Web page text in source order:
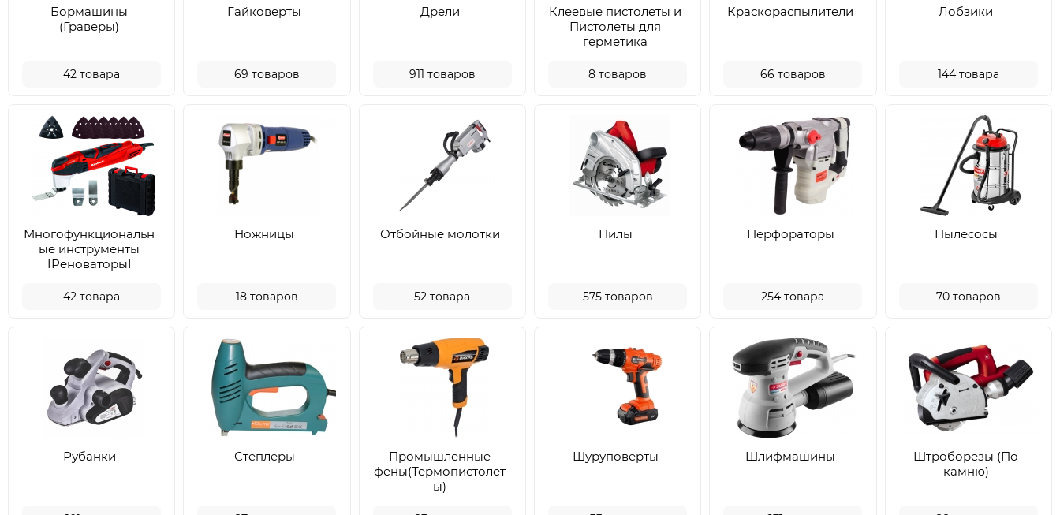
Бормашины
(Граверы)
42товара
Гайковерты
69 товаров
Дрели
911 товаров
Клеевые пистолеты и
Пистолеты для
герметика
8товаров
Краскораспылители
66 товаров
Лобзики
144 товара
Многофункциональн
ые инструменты
IРеноваторыI
42товара
Ножницы
18 товаров
Отбойные молотки
52товара
Пилы
575 товаров
Перфораторы
254товара
Пылесосы
70 товаров
Рубанки Степлеры
Промышленные
фены(Термопистолет
ы)
Шуруповерты Шлифмашины
Штроборезы (По
камню)